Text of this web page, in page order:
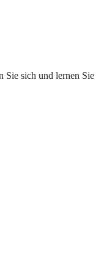
Sie sich und lernen Sie